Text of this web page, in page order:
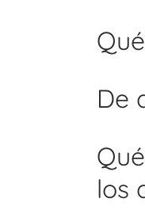
De
los